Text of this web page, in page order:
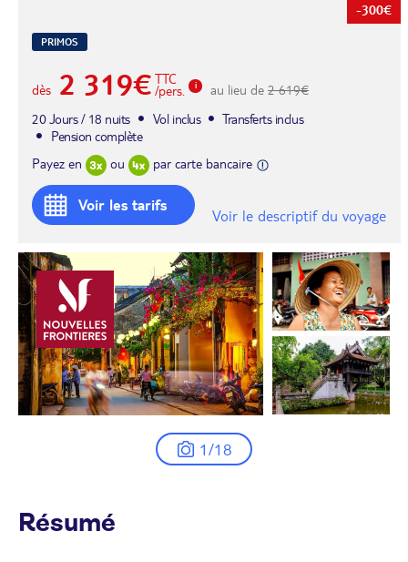
-300€
PRIMOS
dès 2 319€ TTC
/pers. au lieu de 2 619€
20 Jours / 18 nuits
Vol inclus
Transferts inclus
Pension complète
Payez en
ou par carte bancaire
Voir les tarifs
Voir le descriptif du voyage
1/18
Résumé